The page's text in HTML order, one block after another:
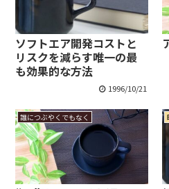
ソフトエア開発コストと
リスクを減らす唯一の最
も効果的な方法
1996/10/21
誰につぶやくでもなく